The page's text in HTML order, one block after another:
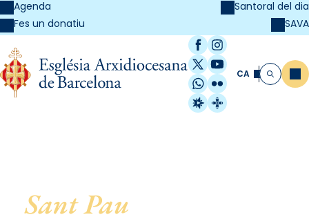
Agenda
Fes un donatiu
Santoral del dia
SAVA
Facebook
Instagram
X / Twitter
YouTube
WhatsApp
Flickr
Radio Estel
Catalunya
CA Cerca
Sant Pau